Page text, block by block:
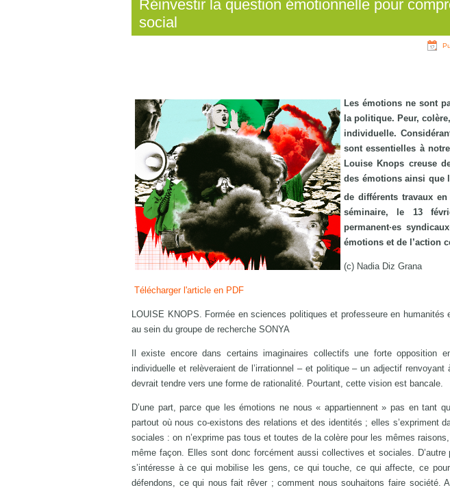
Réinvestir la question émotionnelle pour
social
Les émotions ne sont
la politique. Peur,
individuelle.
sont essentielles à
Louise Knops creuse
des émotions ainsi que
de différents travaux
séminaire, le 13
permanent·es
émotions et de l’action
(c) Nadia Diz Grana
Télécharger l'article en PDF
LOUISE KNOPS. Formée en sciences politiques et professeure en humanités
au sein du groupe de recherche SONYA
Il existe encore dans certains imaginaires collectifs une forte opposition
individuelle et relèveraient de l’irrationnel – et politique – un adjectif
devrait tendre vers une forme de rationalité. Pourtant, cette vision est bancale.
D’une part, parce que les émotions ne nous « appartiennent » pas en tant
partout où nous co-existons des relations et des identités ; elles s’expriment
sociales : on n’exprime pas tous et toutes de la colère pour les mêmes
même façon. Elles sont donc forcément aussi collectives et sociales.
s’intéresse à ce qui mobilise les gens, ce qui touche, ce qui affecte, ce
défendons, ce qui nous fait rêver ; comment nous souhaitons faire société.